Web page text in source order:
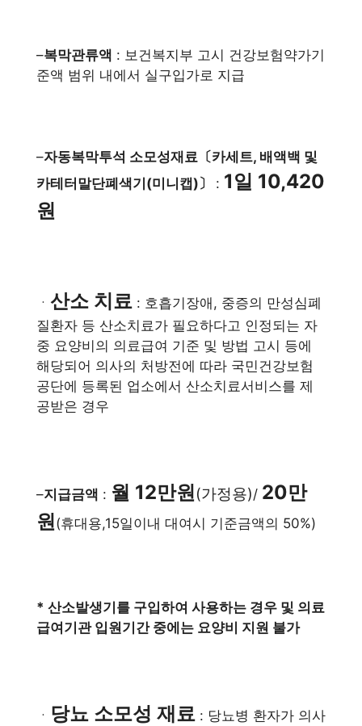
–복막관류액 : 보건복지부 고시 건강보험약가기
준액 범위 내에서 실구입가로 지급
–자동복막투석 소모성재료〔카세트, 배액백 및
카테터말단폐색기(미니캡)〕 : 1일 10,420
원
ㆍ 산소 치료 : 호흡기장애, 중증의 만성심폐
질환자 등 산소치료가 필요하다고 인정되는 자
중 요양비의 의료급여 기준 및 방법 고시 등에
해당되어 의사의 처방전에 따라 국민건강보험
공단에 등록된 업소에서 산소치료서비스를 제
공받은 경우
–지급금액 : 월 12만원(가정용)/ 20만
원(휴대용,15일이내 대여시 기준금액의 50%)
* 산소발생기를 구입하여 사용하는 경우 및 의료
급여기관 입원기간 중에는 요양비 지원 불가
ㆍ 당뇨 소모성 재료 : 당뇨병 환자가 의사